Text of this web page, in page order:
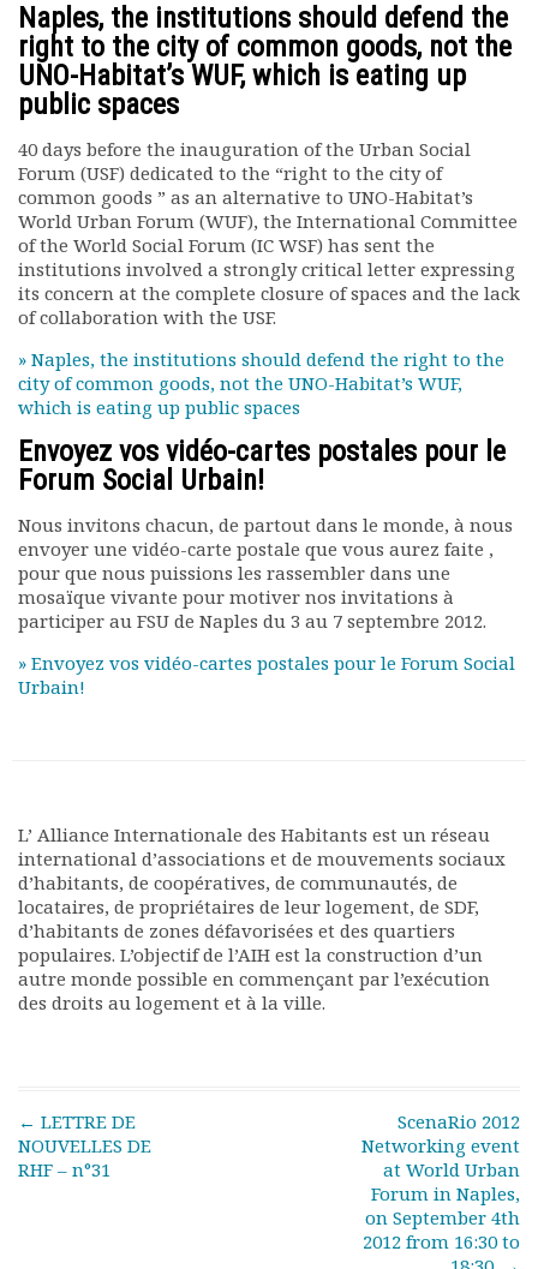
Naples, the institutions should defend the
right to the city of common goods, not the
UNO-Habitat’s WUF, which is eating up
public spaces
40 days before the inauguration of the Urban Social
Forum (USF) dedicated to the “right to the city of
common goods ” as an alternative to UNO-Habitat’s
World Urban Forum (WUF), the International Committee
of the World Social Forum (IC WSF) has sent the
institutions involved a strongly critical letter expressing
its concern at the complete closure of spaces and the lack
of collaboration with the USF.
» Naples, the institutions should defend the right to the
city of common goods, not the UNO-Habitat’s WUF,
which is eating up public spaces
Envoyez vos vidéo-cartes postales pour le
Forum Social Urbain!
Nous invitons chacun, de partout dans le monde, à nous
envoyer une vidéo-carte postale que vous aurez faite ,
pour que nous puissions les rassembler dans une
mosaïque vivante pour motiver nos invitations à
participer au FSU de Naples du 3 au 7 septembre 2012.
» Envoyez vos vidéo-cartes postales pour le Forum Social
Urbain!
L’ Alliance Internationale des Habitants est un réseau
international d’associations et de mouvements sociaux
d’habitants, de coopératives, de communautés, de
locataires, de propriétaires de leur logement, de SDF,
d’habitants de zones défavorisées et des quartiers
populaires. L’objectif de l’AIH est la construction d’un
autre monde possible en commençant par l’exécution
des droits au logement et à la ville.
Post navigation
← LETTRE DE
NOUVELLES DE
RHF – n°31
ScenaRio 2012
Networking event
at World Urban
Forum in Naples,
on September 4th
2012 from 16:30 to